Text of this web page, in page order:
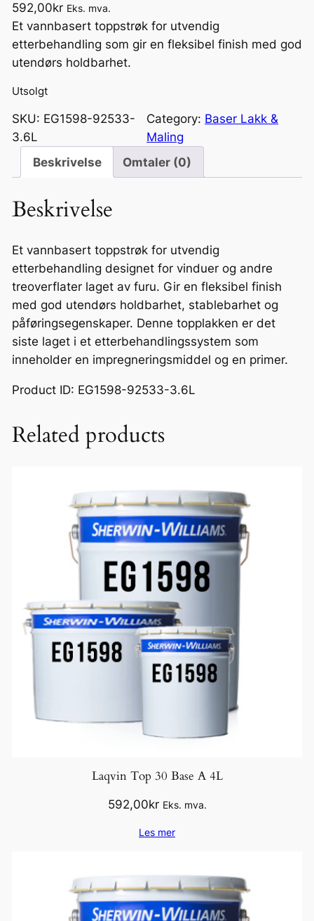
592,00kr Eks. mva.
Et vannbasert toppstrøk for utvendig
etterbehandling som gir en fleksibel finish med god
utendørs holdbarhet.
Utsolgt
SKU: EG1598-92533-
3.6L
Category: Baser Lakk &
Maling
Beskrivelse
Omtaler (0)
Beskrivelse
Et vannbasert toppstrøk for utvendig
etterbehandling designet for vinduer og andre
treoverflater laget av furu. Gir en fleksibel finish
med god utendørs holdbarhet, stablebarhet og
påføringsegenskaper. Denne topplakken er det
siste laget i et etterbehandlingssystem som
inneholder en impregneringsmiddel og en primer.
Product ID: EG1598-92533-3.6L
Related products
Laqvin Top 30 Base A 4L
592,00kr Eks. mva.
Les mer